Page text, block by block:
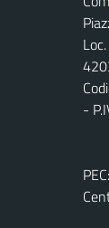
-
PEC: